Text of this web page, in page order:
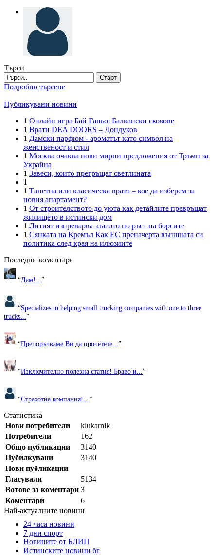
Търси
Старт
Подробно търсене
Публикувани новини
1 Онлайн игра Бай Ганьо: Балкански скокове
1 Врати DEA DOORS – Дондуков
1 Дамски парфюм - ароматът като символ на
женственост и стил
1 Москва очаква нови мирни предложения от Тръмп за
Украйна
1 Завеси, които прегръщат светлината
1
1 Тапетна или класическа врата – кое да изберем за
новия апартамент?
1 От строителството до уюта как детайлите превръщат
жилището в истински дом
1 Литият изпреварва златото по ръст на борсите
1 Сянката на Кремъл Как ЕС преначерта външната си
политика след края на илюзиите
Последни коментари
“Дам!... ”
“Specializes in helping small trucking companies with one to three
trucks... ”
“Препоръчваме Ви да прочетете...”
“Изключително полезна статия! Браво и... ”
“Страхотна компания!... ”
Статистика
Нови потребители
klukarnik
Потребители
162
Общо публикации
3140
Пубилкувани
3140
Нови публикации
Гласували
5134
Вотове за коментари 3
Коментари
6
Най-актуалните новини
24 часа новини
7 дни спорт
Новините от БЛИЦ
Истинските новини бг